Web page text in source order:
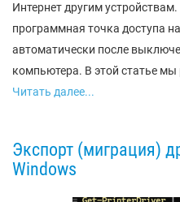
Интернет другим
программная точка доступа
автоматически после
компьютера. В этой статье
Читать далее...
Экспорт (миграция)
Windows